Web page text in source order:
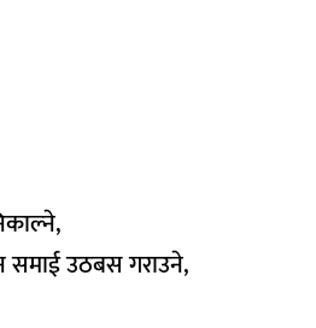
समाई उठबस गराउने,